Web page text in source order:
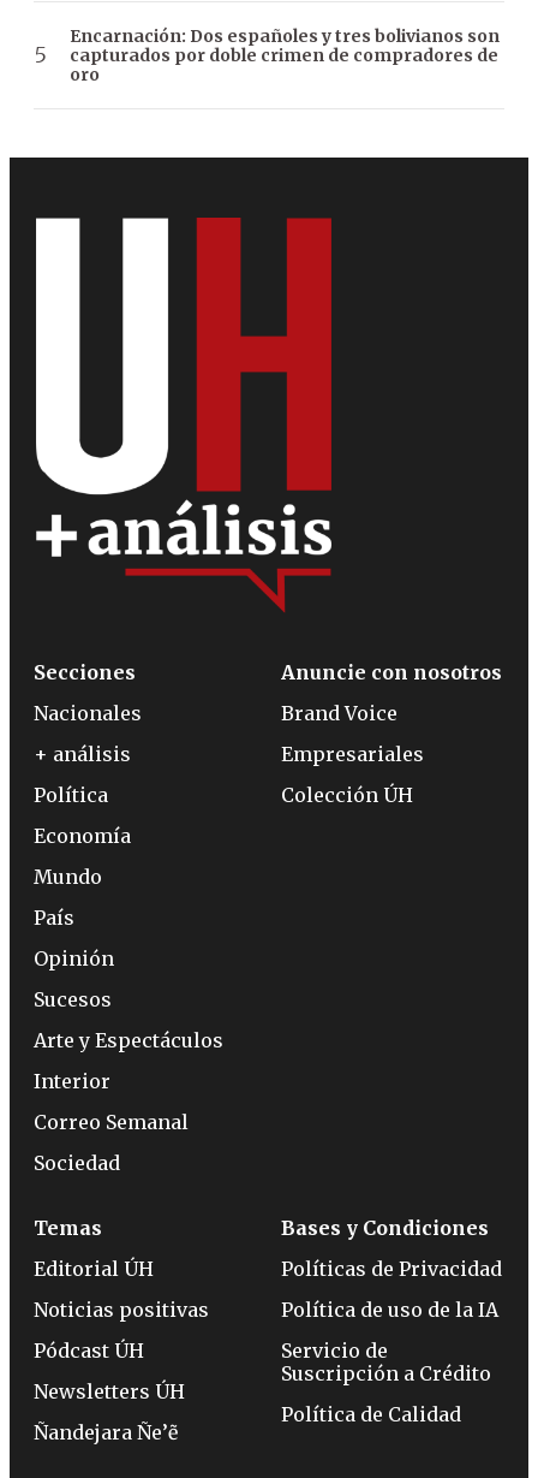
Encarnación: Dos españoles y tres bolivianos son
capturados por doble crimen de compradores de
oro
Secciones
Nacionales
+ análisis
Política
Economía
Mundo
País
Opinión
Sucesos
Arte y Espectáculos
Interior
Correo Semanal
Sociedad
Anuncie con nosotros
Brand Voice
Empresariales
Colección ÚH
Temas
Editorial ÚH
Noticias positivas
Pódcast ÚH
Newsletters ÚH
Ñandejara Ñe’ẽ
Bases y Condiciones
Políticas de Privacidad
Política de uso de la IA
Servicio de
Suscripción a Crédito
Política de Calidad